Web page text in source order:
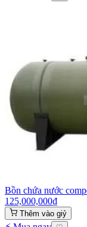
Bồn chứa nước
125,000,000₫
Thêm vào giỷ